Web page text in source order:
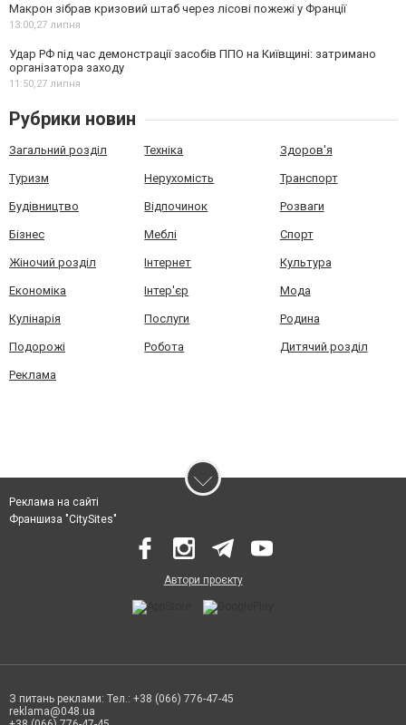
Макрон зібрав кризовий штаб через лісові пожежі у Франції
13:00,27 липня
Удар РФ під час демонстрації засобів ППО на Київщині: затримано
організатора заходу
11:50,27 липня
Рубрики новин
Загальний розділ Техніка Здоров'я
Туризм Нерухомість Транспорт
Будівництво Відпочинок Розваги
Бізнес Меблі Спорт
Жіночий розділ Інтернет Культура
Економіка Інтер'єр Мода
Кулінарія Послуги Родина
Подорожі Робота Дитячий розділ
Реклама
Реклама на сайті
Франшиза "CitySites"
Автори проєкту
З питань реклами: Тел.: +38 (066) 776-47-45
reklama@048.ua